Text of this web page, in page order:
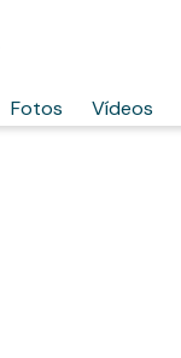
Fotos Vídeos